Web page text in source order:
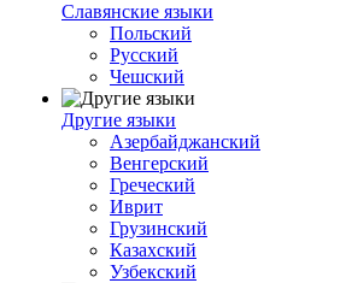
Славянские языки
Польский
Русский
Чешский
Другие языки
Азербайджанский
Венгерский
Греческий
Иврит
Грузинский
Казахский
Узбекский